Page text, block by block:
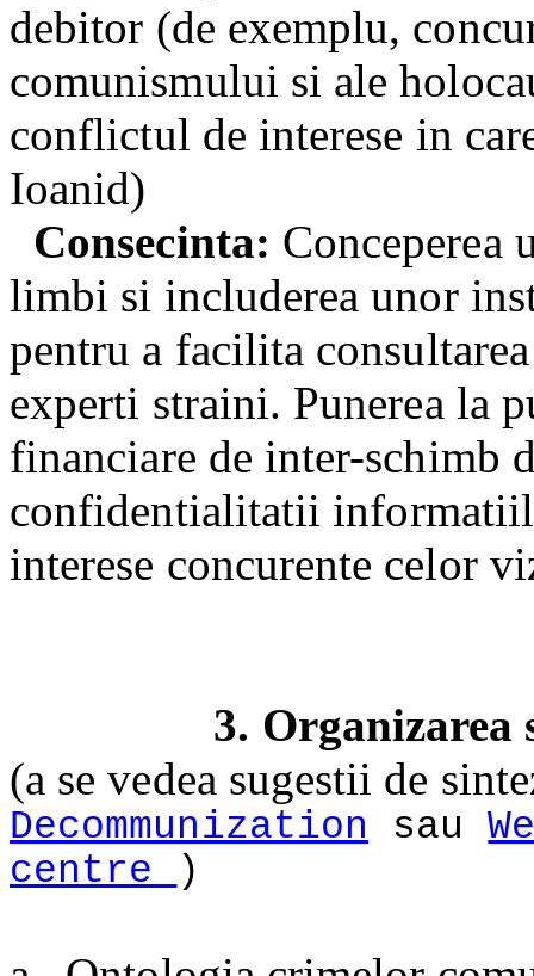
debitor (de exemplu,
comunismului si ale
conflictul de interese in
Ioanid)
Consecinta: Conceperea
limbi si includerea unor
pentru a facilita
experti straini. Punerea la
financiare de inter-schimb
confidentialitatii
interese concurente celor
3.
(a se vedea sugestii de
Decommunization sau
centre
)